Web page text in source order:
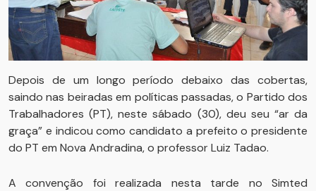
Depois de um longo período debaixo das cobertas,
saindo nas beiradas em políticas passadas, o Partido dos
Trabalhadores (PT), neste sábado (30), deu seu “ar da
graça” e indicou como candidato a prefeito o presidente
do PT em Nova Andradina, o professor Luiz Tadao.
A convenção foi realizada nesta tarde no Simted